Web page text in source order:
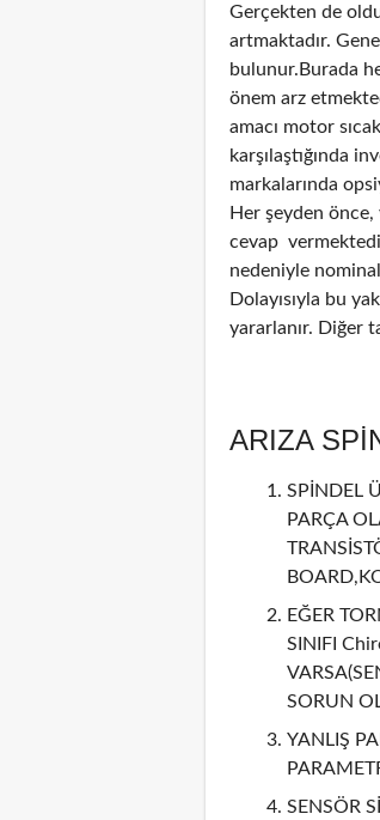
Gerçekten de
artmaktadır.
bulunur.Burada
önem arz
amacı motor
karşılaştığında
markalarında
Her şeyden
cevap
nedeniyle
Dolayısıyla bu
yararlanır. Diğer
ARIZA
SPİNDEL
PARÇA
EĞER
SINIFI
SORUN
YANLIŞ
SENSÖR